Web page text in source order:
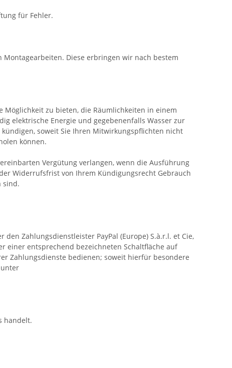
für Fehler.
Diese erbringen wir nach bestem
zu bieten, die Räumlichkeiten in einem
elektrische Energie und gegebenenfalls Wasser zur
soweit Sie Ihren Mitwirkungspflichten nicht
können.
Vergütung verlangen, wenn die Ausführung
Widerrufsfrist von Ihrem Kündigungsrecht Gebrauch
sind.
Zahlungsdienstleister PayPal (Europe) S.à.r.l. et Cie,
einer entsprechend bezeichneten Schaltfläche auf
Zahlungsdienste bedienen; soweit hierfür besondere
handelt.